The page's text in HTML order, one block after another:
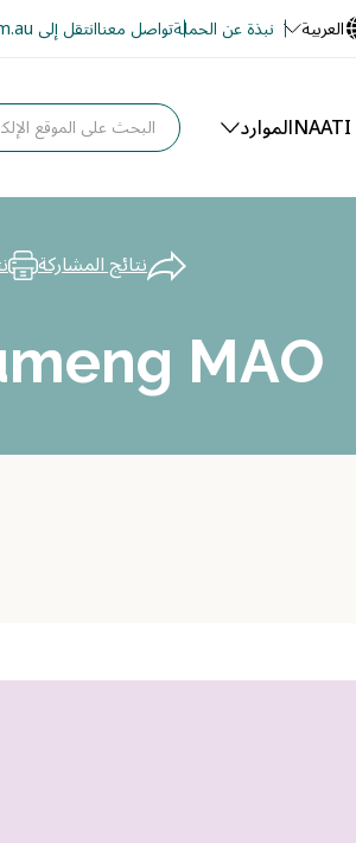
العربية نبذة عن الحملةتواصل معناانتقل إلى naati.com.au
الموارد
نتائج المشاركة
MAO